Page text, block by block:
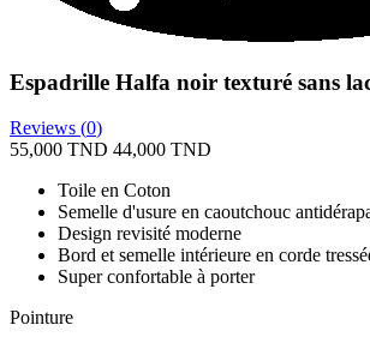
Espadrille Halfa noir texturé sans
Reviews (0)
55,000 TND 44,000 TND
Toile en Coton
Semelle d'usure en caoutchouc
Design revisité moderne
Bord et semelle intérieure en corde
Super confortable à porter
Pointure